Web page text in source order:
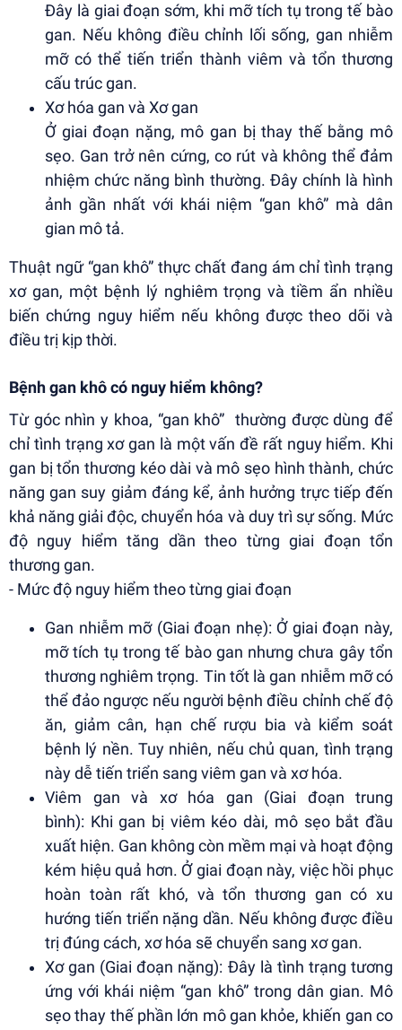
Đây là giai đoạn sớm, khi mỡ tích tụ trong tế bào
gan. Nếu không điều chỉnh lối sống, gan nhiễm
mỡ có thể tiến triển thành viêm và tổn thương
cấu trúc gan.
Xơ hóa gan và Xơ gan
Ở giai đoạn nặng, mô gan bị thay thế bằng mô
sẹo. Gan trở nên cứng, co rút và không thể đảm
nhiệm chức năng bình thường. Đây chính là hình
ảnh gần nhất với khái niệm “gan khô” mà dân
gian mô tả.
Thuật ngữ “gan khô” thực chất đang ám chỉ tình trạng
xơ gan, một bệnh lý nghiêm trọng và tiềm ẩn nhiều
biến chứng nguy hiểm nếu không được theo dõi và
điều trị kịp thời.
Bệnh gan khô có nguy hiểm không?
Từ góc nhìn y khoa, “gan khô” thường được dùng để
chỉ tình trạng xơ gan là một vấn đề rất nguy hiểm. Khi
gan bị tổn thương kéo dài và mô sẹo hình thành, chức
năng gan suy giảm đáng kể, ảnh hưởng trực tiếp đến
khả năng giải độc, chuyển hóa và duy trì sự sống. Mức
độ nguy hiểm tăng dần theo từng giai đoạn tổn
thương gan.
- Mức độ nguy hiểm theo từng giai đoạn
Gan nhiễm mỡ (Giai đoạn nhẹ): Ở giai đoạn này,
mỡ tích tụ trong tế bào gan nhưng chưa gây tổn
thương nghiêm trọng. Tin tốt là gan nhiễm mỡ có
thể đảo ngược nếu người bệnh điều chỉnh chế độ
ăn, giảm cân, hạn chế rượu bia và kiểm soát
bệnh lý nền. Tuy nhiên, nếu chủ quan, tình trạng
này dễ tiến triển sang viêm gan và xơ hóa.
Viêm gan và xơ hóa gan (Giai đoạn trung
bình): Khi gan bị viêm kéo dài, mô sẹo bắt đầu
xuất hiện. Gan không còn mềm mại và hoạt động
kém hiệu quả hơn. Ở giai đoạn này, việc hồi phục
hoàn toàn rất khó, và tổn thương gan có xu
hướng tiến triển nặng dần. Nếu không được điều
trị đúng cách, xơ hóa sẽ chuyển sang xơ gan.
Xơ gan (Giai đoạn nặng): Đây là tình trạng tương
ứng với khái niệm “gan khô” trong dân gian. Mô
sẹo thay thế phần lớn mô gan khỏe, khiến gan co